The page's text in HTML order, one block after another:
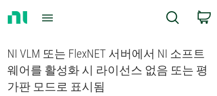
Search
NI VLM 또는 FlexNET 서버에서 NI 소프트
웨어를 활성화 시 라이선스 없음 또는 평
가판 모드로 표시됨